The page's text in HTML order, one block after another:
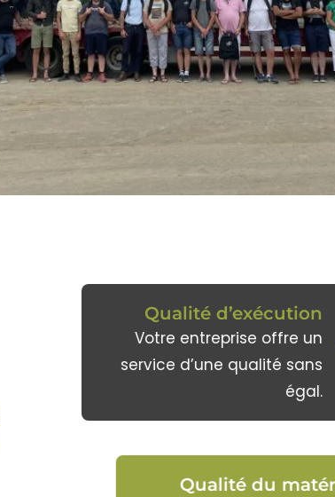
Qualité d’exécution
Votre entreprise offre un
service d’une qualité sans
égal.
Qualité du matériel